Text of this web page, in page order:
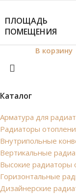
Каталог
Арматура для
Радиаторы
Внутрипольные
Вертикальные
Высокие радиаторы
Горизонтальные
Дизайнерские
ПЛОЩАДЬ
ПОМЕЩЕНИЯ
В корзину